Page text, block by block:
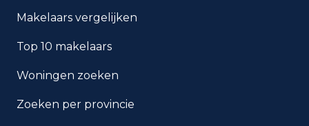
Wat is het gemiddelde
Oostkapelle?
Oostkapelle?
Makelaars vergelijken
Top 10 makelaars
Woningen zoeken
Zoeken per provincie